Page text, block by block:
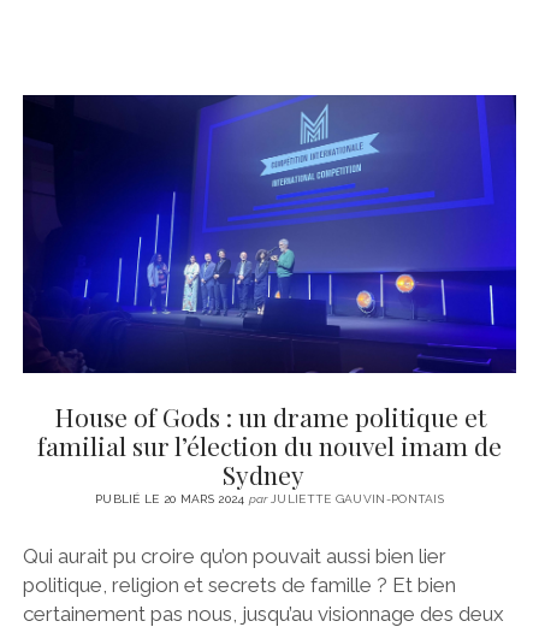
House of Gods : un drame politique et
familial sur l’élection du nouvel imam de
Sydney
PUBLIÉ LE 20 MARS 2024 parJULIETTE GAUVIN-PONTAIS
Qui aurait pu croire qu’on pouvait aussi bien lier
politique, religion et secrets de famille ? Et bien
certainement pas nous, jusqu’au visionnage des deux